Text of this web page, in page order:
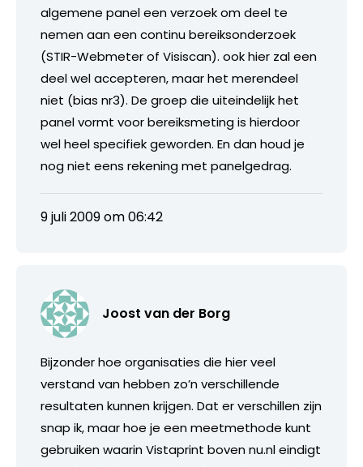
algemene panel een verzoek om deel te
nemen aan een continu bereiksonderzoek
(STIR-Webmeter of Visiscan). ook hier zal een
deel wel accepteren, maar het merendeel
niet (bias nr3). De groep die uiteindelijk het
panel vormt voor bereiksmeting is hierdoor
wel heel specifiek geworden. En dan houd je
nog niet eens rekening met panelgedrag.
9 juli 2009 om 06:42
Joost van der Borg
Bijzonder hoe organisaties die hier veel
verstand van hebben zo’n verschillende
resultaten kunnen krijgen. Dat er verschillen zijn
snap ik, maar hoe je een meetmethode kunt
gebruiken waarin Vistaprint boven nu.nl eindigt